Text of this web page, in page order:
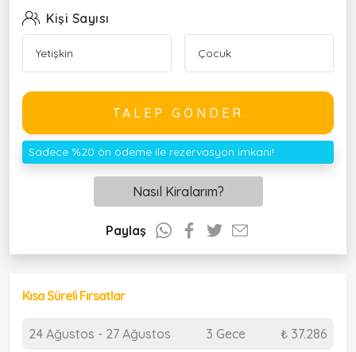
Kişi Sayısı
TALEP GÖNDER
Sadece %20 ön ödeme ile rezervasyon imkanı!
Nasıl Kiralarım?
Paylaş
Kısa Süreli Fırsatlar
24 Ağustos - 27 Ağustos 3 Gece ₺ 37.286